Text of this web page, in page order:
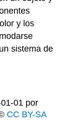
y los
sistema de
01 por
CC BY-SA